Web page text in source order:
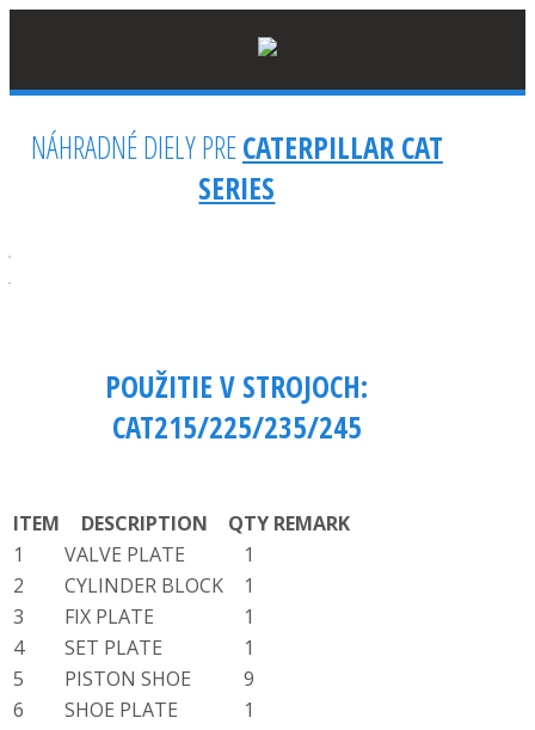
NÁHRADNÉ DIELY PRECATERPILLAR CAT
SERIES
POUŽITIE V STROJOCH:
CAT215/225/235/245
ITEM DESCRIPTION QTY REMARK
1
VALVE PLATE
1
2
CYLINDER BLOCK
1
3
FIX PLATE
1
4
SET PLATE
1
5
PISTON SHOE
9
6
SHOE PLATE
1
Zobraziť všetky výsledky…